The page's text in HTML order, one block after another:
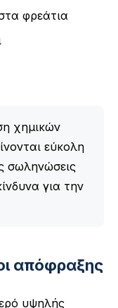
φρεάτια
χημικών
εύκολη
σωληνώσεις
για την
απόφραξης
υψηλής